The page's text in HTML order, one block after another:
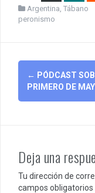
Argentina Tábano
peronismo
Post
navigation
← PÓDCAST
PRIMERO DE
Deja una
Tu dirección de
campos